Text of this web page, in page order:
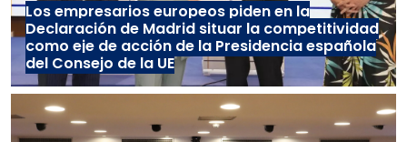
Los empresarios europeos piden en la
Declaración de Madrid situar la competitividad
como eje de acción de la Presidencia española
del Consejo de la UE